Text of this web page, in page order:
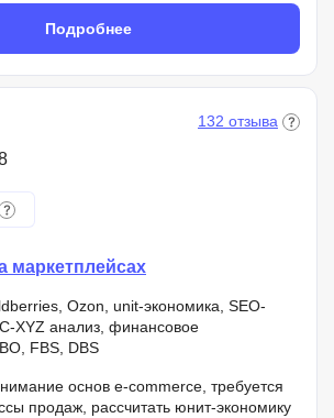
Подробнее
132 отзыва
маркетплейсах
Ozon, unit-экономика, SEO-
XYZ анализ, финансовое
FBS, DBS
основ e-commerce, требуется
продаж, рассчитать юнит-экономику